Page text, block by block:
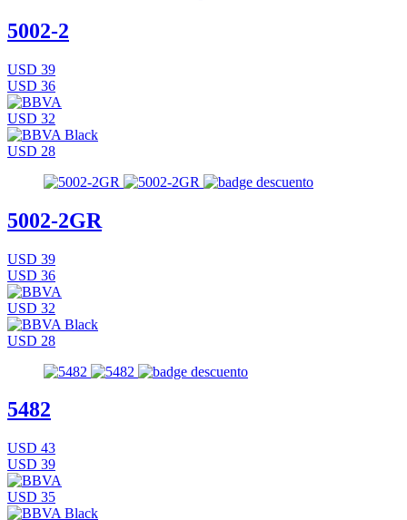
5002-2
USD 39
USD 36
USD 32
USD 28
5002-2GR
USD 39
USD 36
USD 32
USD 28
5482
USD 43
USD 39
USD 35